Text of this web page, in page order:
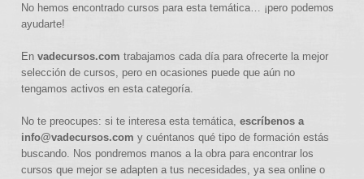
No hemos encontrado cursos para esta temática… ¡pero podemos
ayudarte!
Envadecursos.com trabajamos cada día para ofrecerte la mejor
selección de cursos, pero en ocasiones puede que aún no
tengamos activos en esta categoría.
No te preocupes: si te interesa esta temática,escríbenos a
info@vadecursos.com y cuéntanos qué tipo de formación estás
buscando. Nos pondremos manos a la obra para encontrar los
cursos que mejor se adapten a tus necesidades, ya sea online o